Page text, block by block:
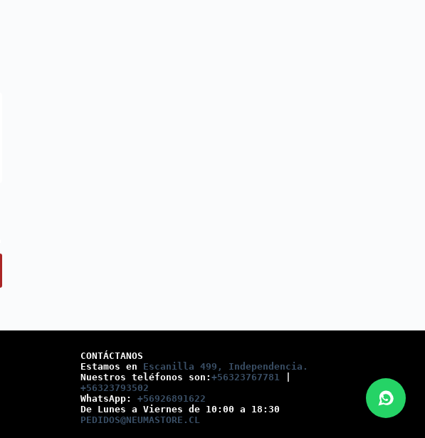
CONTÁCTANOS
Estamos en Escanilla 499, Independencia.
Nuestros teléfonos son: +56323767781
+56323793502
WhatsApp: +56926891622
De Lunes a Viernes de 10:00 a 18:30
PEDIDOS@NEUMASTORE.CL